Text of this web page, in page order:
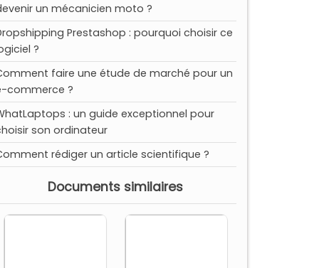
un mécanicien moto ?
Prestashop : pourquoi choisir ce
?
faire une étude de marché pour un
commerce ?
: un guide exceptionnel pour
son ordinateur
rédiger un article scientifique ?
Documents similaires